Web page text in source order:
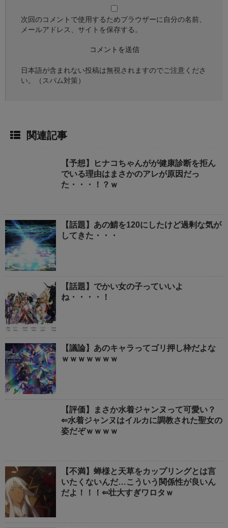
次回のコメントで使用するためブラウザーに自分の名前、
メールアドレス、サイトを保存する。
日本語が含まれない投稿は無視されますのでご注意くださ
い。（スパム対策）
関連記事
【予想】ヒナコちゃんがが健康診断を拒ん
でいる理由はまさかのアレが原因だっ
た・・・！？ｗ
【話題】あの鯖を120にしたけど過剰な気が
してきた・・・
【話題】でかい女の子っていいよ
ね・・・・！
【議論】あのキャラってゴリ押し枠だよな
ｗｗｗｗｗｗｗ
【評価】まさか水着ジャンヌって可愛い？
⇐水着ジャンヌはイルカに調教された聖女の
姿だぞｗｗｗｗ
【不満】蝉様と天草をカップリングとは言
いたくないんだ…こういう関係性が良いん
だよ！！！⇐壮大すぎワロタｗ